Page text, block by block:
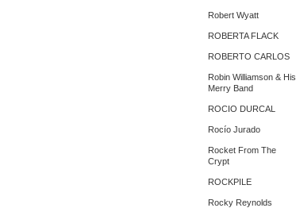
Robert Wyatt
ROBERTA FLACK
ROBERTO CARLOS
Robin Williamson & His
Merry Band
ROCIO DURCAL
Rocío Jurado
Rocket From The
Crypt
ROCKPILE
Rocky Reynolds